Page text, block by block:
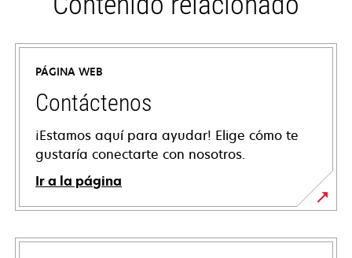
PÁGINA WEB
Contáctenos
¡Estamos aquí para ayudar! Elige cómo te
gustaría conectarte con nosotros.
Ir a la página